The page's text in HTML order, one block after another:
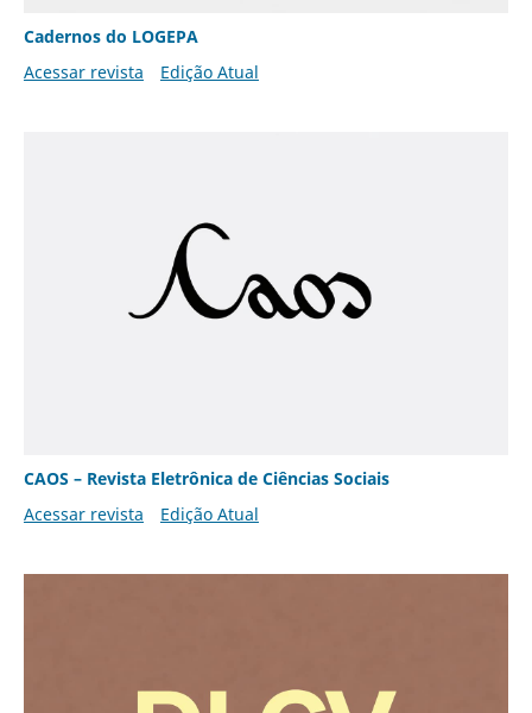
Cadernos do LOGEPA
Acessar revista
Edição Atual
CAOS – Revista Eletrônica de Ciências Sociais
Acessar revista
Edição Atual